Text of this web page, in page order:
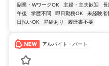
副業・WワークOK 主婦・主夫歓迎 長
午後
学歴不問 即日勤務OK 未経験者
日払いOK
昇給あり 履歴書不要
アルバイト・パート